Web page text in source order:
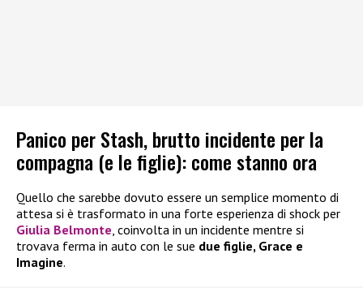
Panico per Stash, brutto incidente per la
compagna (e le figlie): come stanno ora
Quello che sarebbe dovuto essere un semplice momento di
attesa si è trasformato in una forte esperienza di shock per
Giulia Belmonte, coinvolta in un incidente mentre si
trovava ferma in auto con le sue due figlie, Grace e
Imagine.